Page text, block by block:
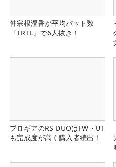
仲宗根澄香が平均パット数
『TRTL』で6人抜き！
プロギアのRS DUOはFW・UT
も完成度が高く購入者続出！